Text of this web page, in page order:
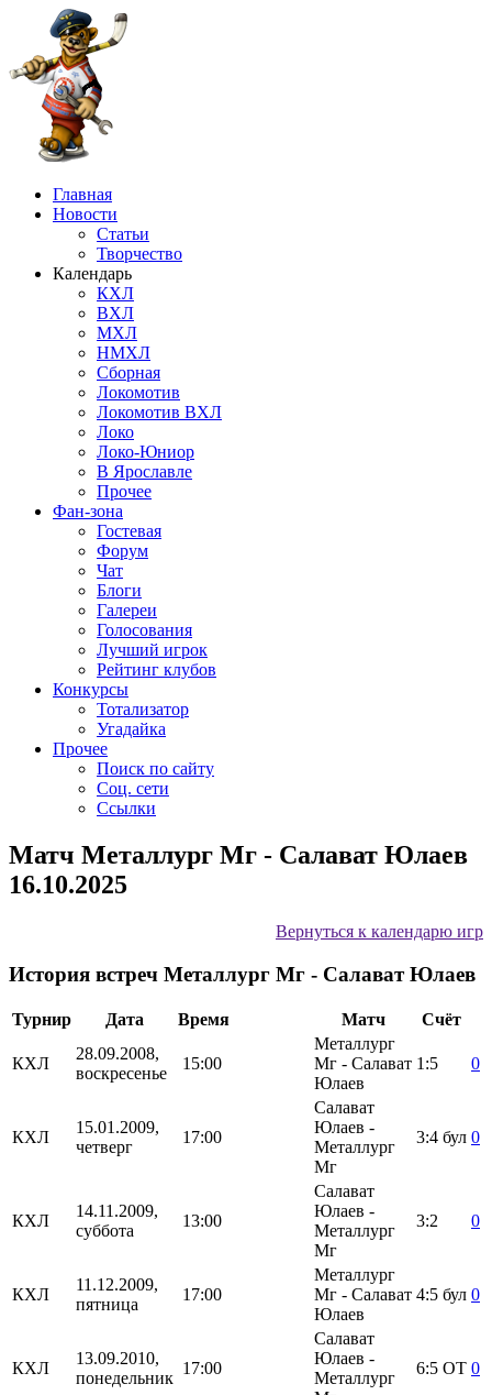
Главная
Новости
Статьи
Творчество
Календарь
КХЛ
ВХЛ
МХЛ
НМХЛ
Сборная
Локомотив
Локомотив ВХЛ
Локо
Локо-Юниор
В Ярославле
Прочее
Фан-зона
Гостевая
Форум
Чат
Блоги
Галереи
Голосования
Лучший игрок
Рейтинг клубов
Конкурсы
Тотализатор
Угадайка
Прочее
Поиск по сайту
Соц. сети
Ссылки
Матч Металлург Мг - Салават Юлаев
16.10.2025
Вернуться к календарю игр
История встреч Металлург Мг - Салават Юлаев
Турнир Дата Время Матч Счёт
КХЛ
28.09.2008,
воскресенье
15:00
Металлург
Мг - Салават
Юлаев
1:5 0
КХЛ
15.01.2009,
четверг
17:00
Салават
Юлаев -
Металлург
Мг
3:4 бул 0
КХЛ
14.11.2009,
суббота
13:00
Салават
Юлаев -
Металлург
Мг
3:2 0
КХЛ
11.12.2009,
пятница
17:00
Металлург
Мг - Салават
Юлаев
4:5 бул 0
КХЛ
13.09.2010,
понедельник
17:00
Салават
Юлаев -
Металлург
6:5 ОТ 0